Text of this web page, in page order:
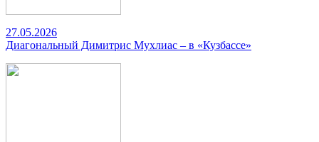
27.05.2026
Диагональный Димитрис Мухлиас – в «Кузбассе»